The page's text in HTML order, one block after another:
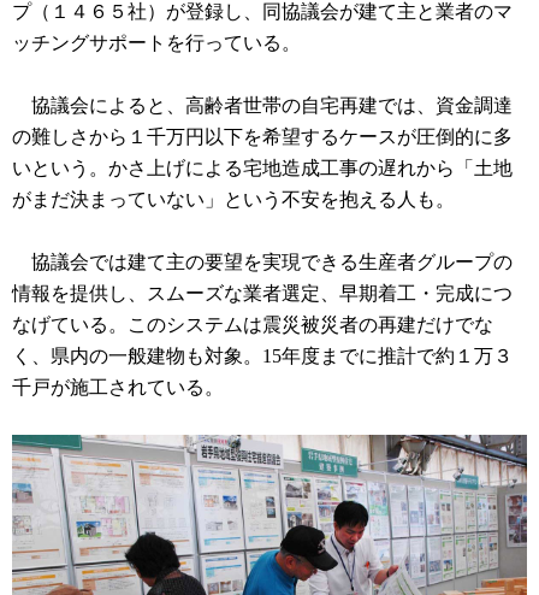
プ（１４６５社）が登録し、同協議会が建て主と業者のマ
ッチングサポートを行っている。
協議会によると、高齢者世帯の自宅再建では、資金調達
の難しさから１千万円以下を希望するケースが圧倒的に多
いという。かさ上げによる宅地造成工事の遅れから「土地
がまだ決まっていない」という不安を抱える人も。
協議会では建て主の要望を実現できる生産者グループの
情報を提供し、スムーズな業者選定、早期着工・完成につ
なげている。このシステムは震災被災者の再建だけでな
く、県内の一般建物も対象。15年度までに推計で約１万３
千戸が施工されている。